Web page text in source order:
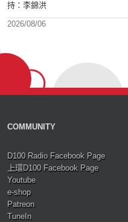
持：李錦洪
2026/08/06
COMMUNITY
D100 Radio Facebook Page
上環D100 Facebook Page
Youtube
e-shop
Patreon
TuneIn